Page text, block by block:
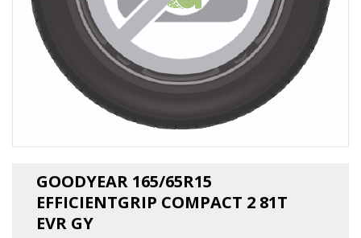
GOODYEAR 165/65R15
EFFICIENTGRIP COMPACT 2 81T
EVR GY
galleria
immagini